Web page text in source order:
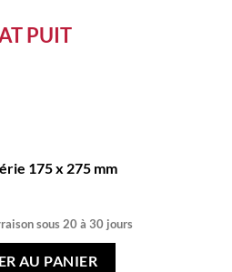
PUIT
175 x 275 mm
sous 20 à 30 jours
AU PANIER